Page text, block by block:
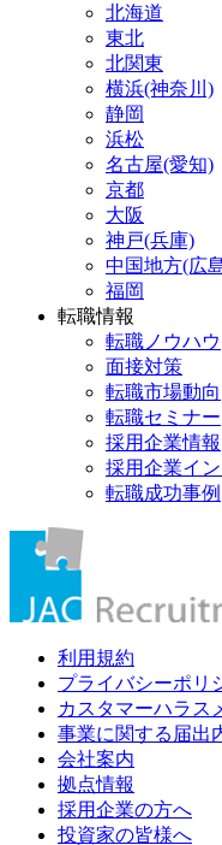
北海道
東北
北関東
横浜(神奈川)
静岡
浜松
名古屋(愛知)
京都
大阪
神戸(兵庫)
中国地方(広
福岡
転職情報
転職ノウハウ
面接対策
転職市場動向
転職セミナー
採用企業情報
採用企業イ
転職成功事例
利用規約
プライバシーポリ
カスタマーハラス
事業に関する届出
会社案内
拠点情報
採用企業の方へ
投資家の皆様へ